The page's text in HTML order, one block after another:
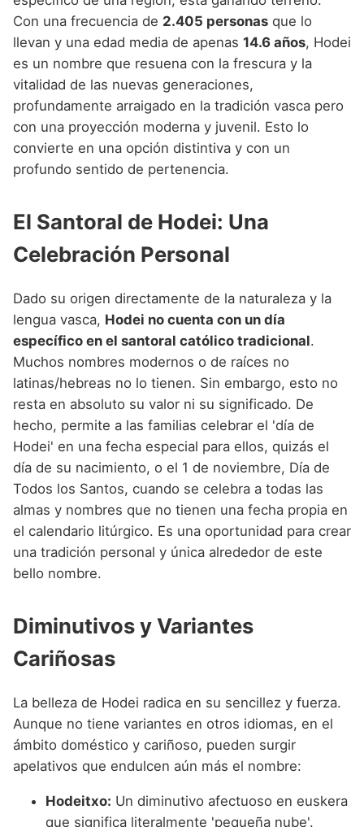
Con una frecuencia de 2.405 personas que lo
llevan y una edad media de apenas 14.6 años, Hodei
es un nombre que resuena con la frescura y la
vitalidad de las nuevas generaciones,
profundamente arraigado en la tradición vasca pero
con una proyección moderna y juvenil. Esto lo
convierte en una opción distintiva y con un
profundo sentido de pertenencia.
El Santoral de Hodei: Una
Celebración Personal
Dado su origen directamente de la naturaleza y la
lengua vasca, Hodei no cuenta con un día
específico en el santoral católico tradicional.
Muchos nombres modernos o de raíces no
latinas/hebreas no lo tienen. Sin embargo, esto no
resta en absoluto su valor ni su significado. De
hecho, permite a las familias celebrar el 'día de
Hodei' en una fecha especial para ellos, quizás el
día de su nacimiento, o el 1 de noviembre, Día de
Todos los Santos, cuando se celebra a todas las
almas y nombres que no tienen una fecha propia en
el calendario litúrgico. Es una oportunidad para crear
una tradición personal y única alrededor de este
bello nombre.
Diminutivos y Variantes
Cariñosas
La belleza de Hodei radica en su sencillez y fuerza.
Aunque no tiene variantes en otros idiomas, en el
ámbito doméstico y cariñoso, pueden surgir
apelativos que endulcen aún más el nombre:
Hodeitxo: Un diminutivo afectuoso en euskera
que significa literalmente 'pequeña nube'.